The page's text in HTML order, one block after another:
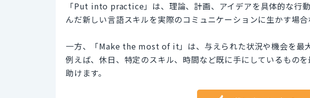
「Put into practice」は、理論、計画、アイデアを具体的な行
んだ新しい言語スキルを実際のコミュニケーションに生かす場合
一方、「Make the most of it」は、与えられた状況や機会を最
例えば、休日、特定のスキル、時間など既に手にしているもの
助けます。